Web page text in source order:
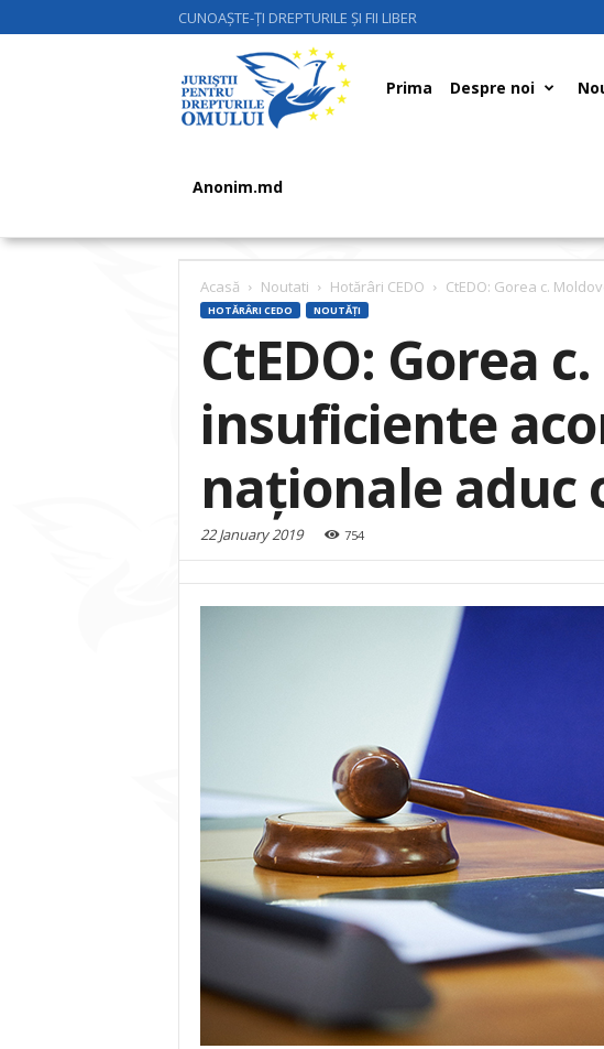
CUNOAȘTE-ȚI DREPTURILE ȘI FII LIBER
Juriştii
Drepturile
Omului
Prima Despre noi
Anonim.md
Acasă Noutati Hotărâri CEDO CtEDO: Gorea c.
HOTĂRÂRI CEDO NOUTĂȚI
CtEDO: Gorea
insuficiente
naţionale aduc
22 January 2019 754